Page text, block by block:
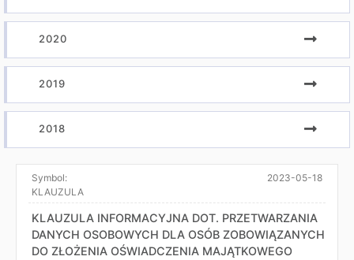
2020
2019
2018
Symbol:
KLAUZULA
2023-05-18
KLAUZULA INFORMACYJNA DOT. PRZETWARZANIA
DANYCH OSOBOWYCH DLA OSÓB ZOBOWIĄZANYCH
DO ZŁOŻENIA OŚWIADCZENIA MAJĄTKOWEGO